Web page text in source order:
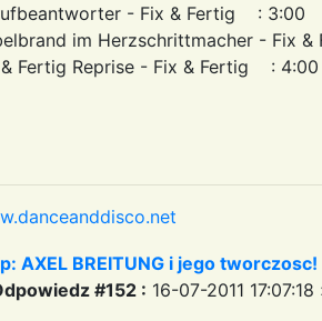
- Fix & Fertig : 3:00
im Herzschrittmacher - Fix
Fertig Reprise - Fix & Fertig : 4:00
AXEL BREITUNG i jego
#152 : 16-07-2011 17:07:18